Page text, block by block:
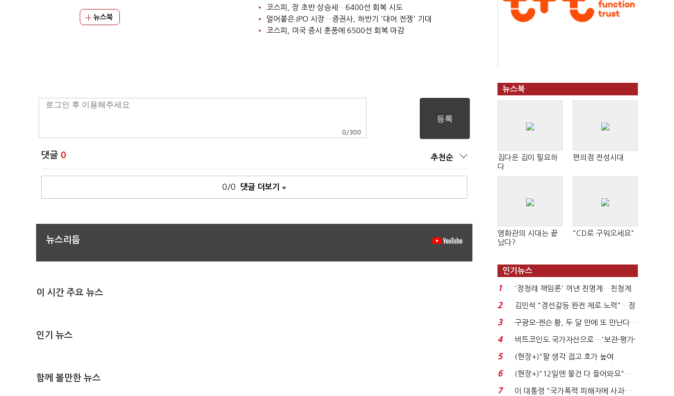
뉴스북
코스피, 장 초반 상승세…6400선 회복 시도
얼어붙은 IPO 시장…증권사, 하반기 '대어 전쟁' 기대
코스피, 미국 증시 훈풍에 6500선 회복 마감
0 /300
댓글 0 추천순
0/0 댓글 더보기
뉴스리듬
이 시간 주요 뉴스
인기 뉴스
함께 볼만한 뉴스
뉴스북
집다운 집이 필요하
다
편의점 전성시대
영화관의 시대는 끝
났다?
"CD로 구워오세요"
인기뉴스
1
'정청래 책임론' 꺼낸 친명계…친청계
는 추가투표 때리기...
2
김민석 "경선갈등 완전 제로 노력"…정
청래 "반명 공세 사...
3
구광모-젠슨 황, 두 달 만에 또 만난다…
로봇·AI 등 논...
4
비트코인도 국가자산으로…'보관·평가·
처분' 기준은 ...
5
(현장+)"팔 생각 접고 호가 높여
요"…'덜 똘똘한 한 채' 20...
6
(현장+)"12일엔 물건 다 들어와요"…
빈 매대 채우며 문 연 ...
7 이 대통령 "국가폭력 피해자에 사과…